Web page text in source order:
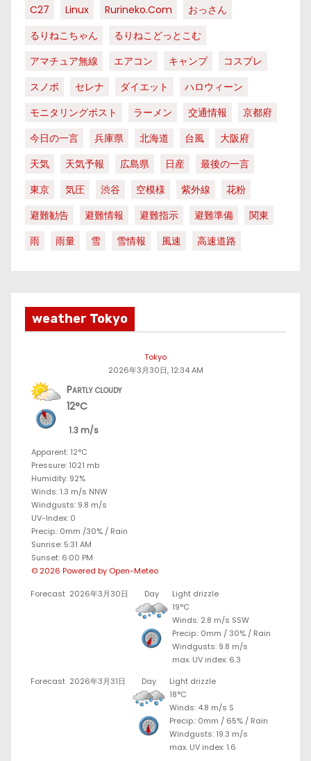
C27 Linux Rurineko.com
おっさん
るりねこちゃん
るりねこどっとこむ
アマチュア無線
エアコン キャンプ
コスプレ
スノボ
セレナ ダイエット
ハロウィーン
モニタリングポスト
ラーメン 交通情報
京都府
今日の一言
兵庫県 北海道 台風
大阪府
天気
天気予報 広島県 日産
最後の一言
東京
気圧 渋谷 空模様 紫外線
花粉
避難勧告
避難情報 避難指示 避難準備
関東
雨
雨量 雪 雪情報 風速 高速道路
weather Tokyo
Tokyo
2026年3月30日, 12:34 AM
Partly cloudy
12°C
1.3 m/s
Apparent: 12°C
Pressure: 1021 mb
Humidity: 92%
Winds: 1.3 m/s NNW
Windgusts: 9.8 m/s
UV-Index: 0
Precip.: 0mm /30% / Rain
Sunrise: 5:31 AM
Sunset: 6:00 PM
© 2026 Powered by Open-Meteo
Forecast 2026年3月30日 Day
Light drizzle
19°C
Winds: 2.8 m/s SSW
Precip.: 0mm /30% / Rain
Windgusts: 9.8 m/s
max. UV index: 6.3
Forecast 2026年3月31日 Day
Light drizzle
18°C
Winds: 4.8 m/s S
Precip.: 0mm / 65% / Rain
Windgusts: 19.3 m/s
max. UV index: 1.6